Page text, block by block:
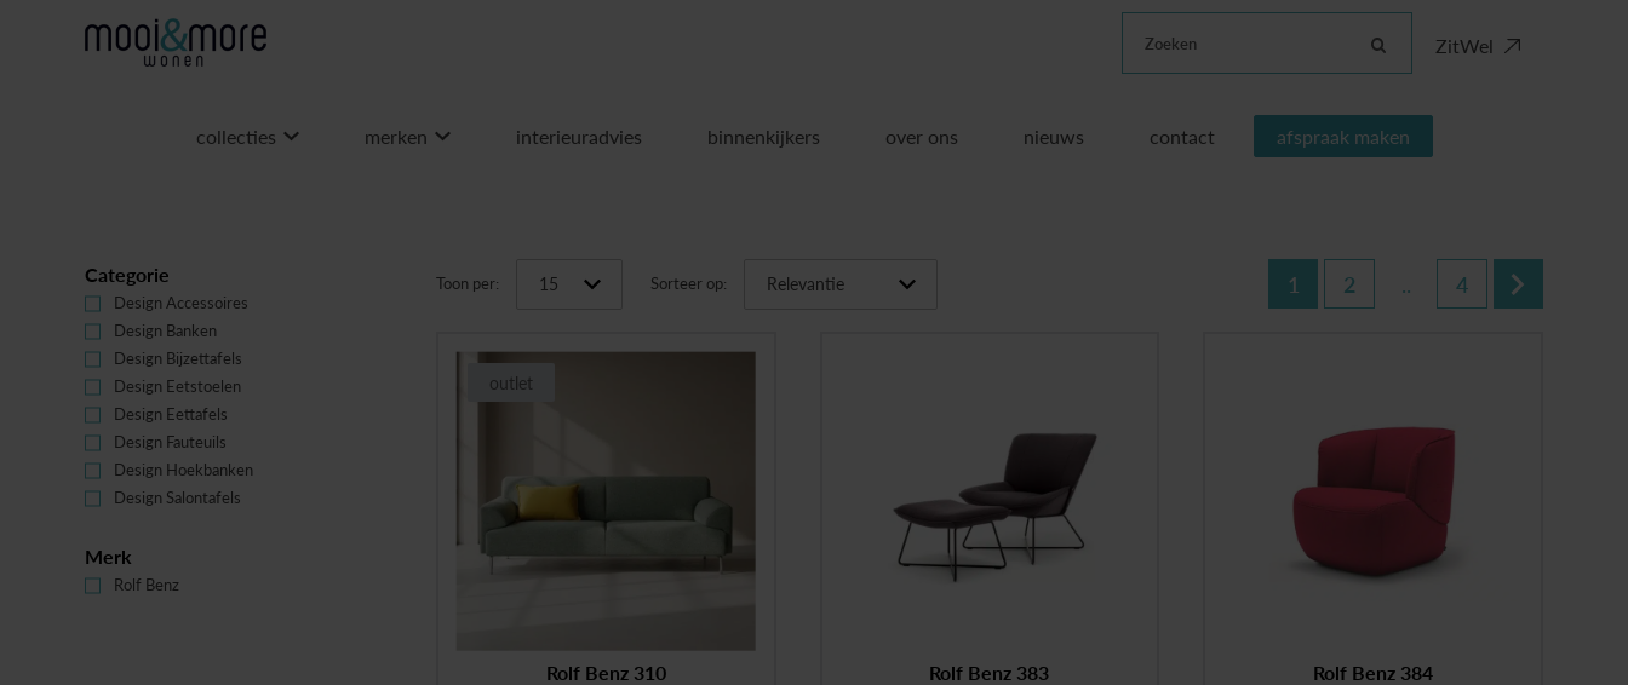
Zoeken ZitWel
collecties merken interieuradvies binnenkijkers over ons nieuws contact afspraak maken
Categorie
Design Accessoires
Design Banken
Design Bijzettafels
Design Eetstoelen
Design Eettafels
Design Fauteuils
Design Hoekbanken
Design Salontafels
Merk
Rolf Benz
Toon per: Sorteer op: 1 2 .. 4
outlet
Rolf Benz 310 Rolf Benz 383 Rolf Benz 384